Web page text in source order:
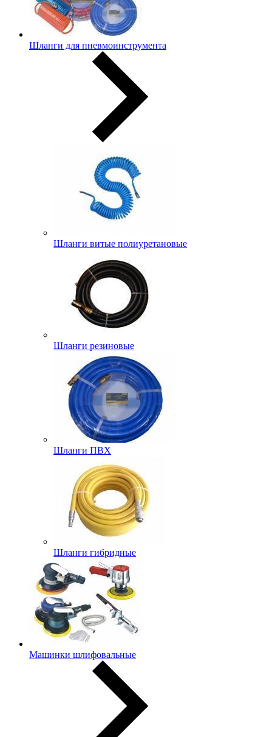
Шланги для пневмоинструмента
Шланги витые полиуретановые
Шланги резиновые
Шланги ПВХ
Шланги гибридные
Машинки шлифовальные